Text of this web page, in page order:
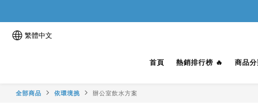
繁體中文
首頁 熱銷排行榜 🔥 商品
全部商品 依環境挑 辦公室飲水方案